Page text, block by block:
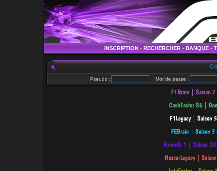
INSCRIPTION • RECHERCHER • BANQUE •
Pseudo : Mot de passe :